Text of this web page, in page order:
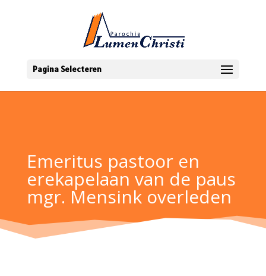
Pagina Selecteren
Emeritus pastoor en
erekapelaan van de paus
mgr. Mensink overleden